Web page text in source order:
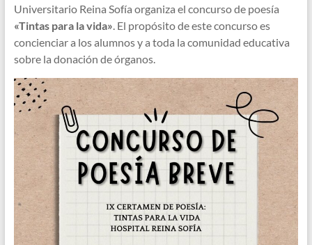
Universitario Reina Sofía organiza el concurso de poesía
«Tintas para la vida». El propósito de este concurso es
concienciar a los alumnos y a toda la comunidad educativa
sobre la donación de órganos.